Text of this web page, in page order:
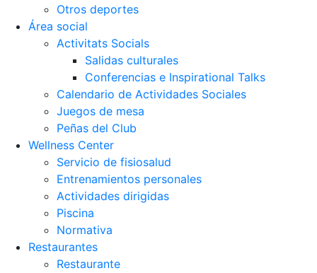
Otros deportes
Área social
Activitats Socials
Salidas culturales
Conferencias e Inspirational Talks
Calendario de Actividades Sociales
Juegos de mesa
Peñas del Club
Wellness Center
Servicio de fisiosalud
Entrenamientos personales
Actividades dirigidas
Piscina
Normativa
Restaurantes
Restaurante